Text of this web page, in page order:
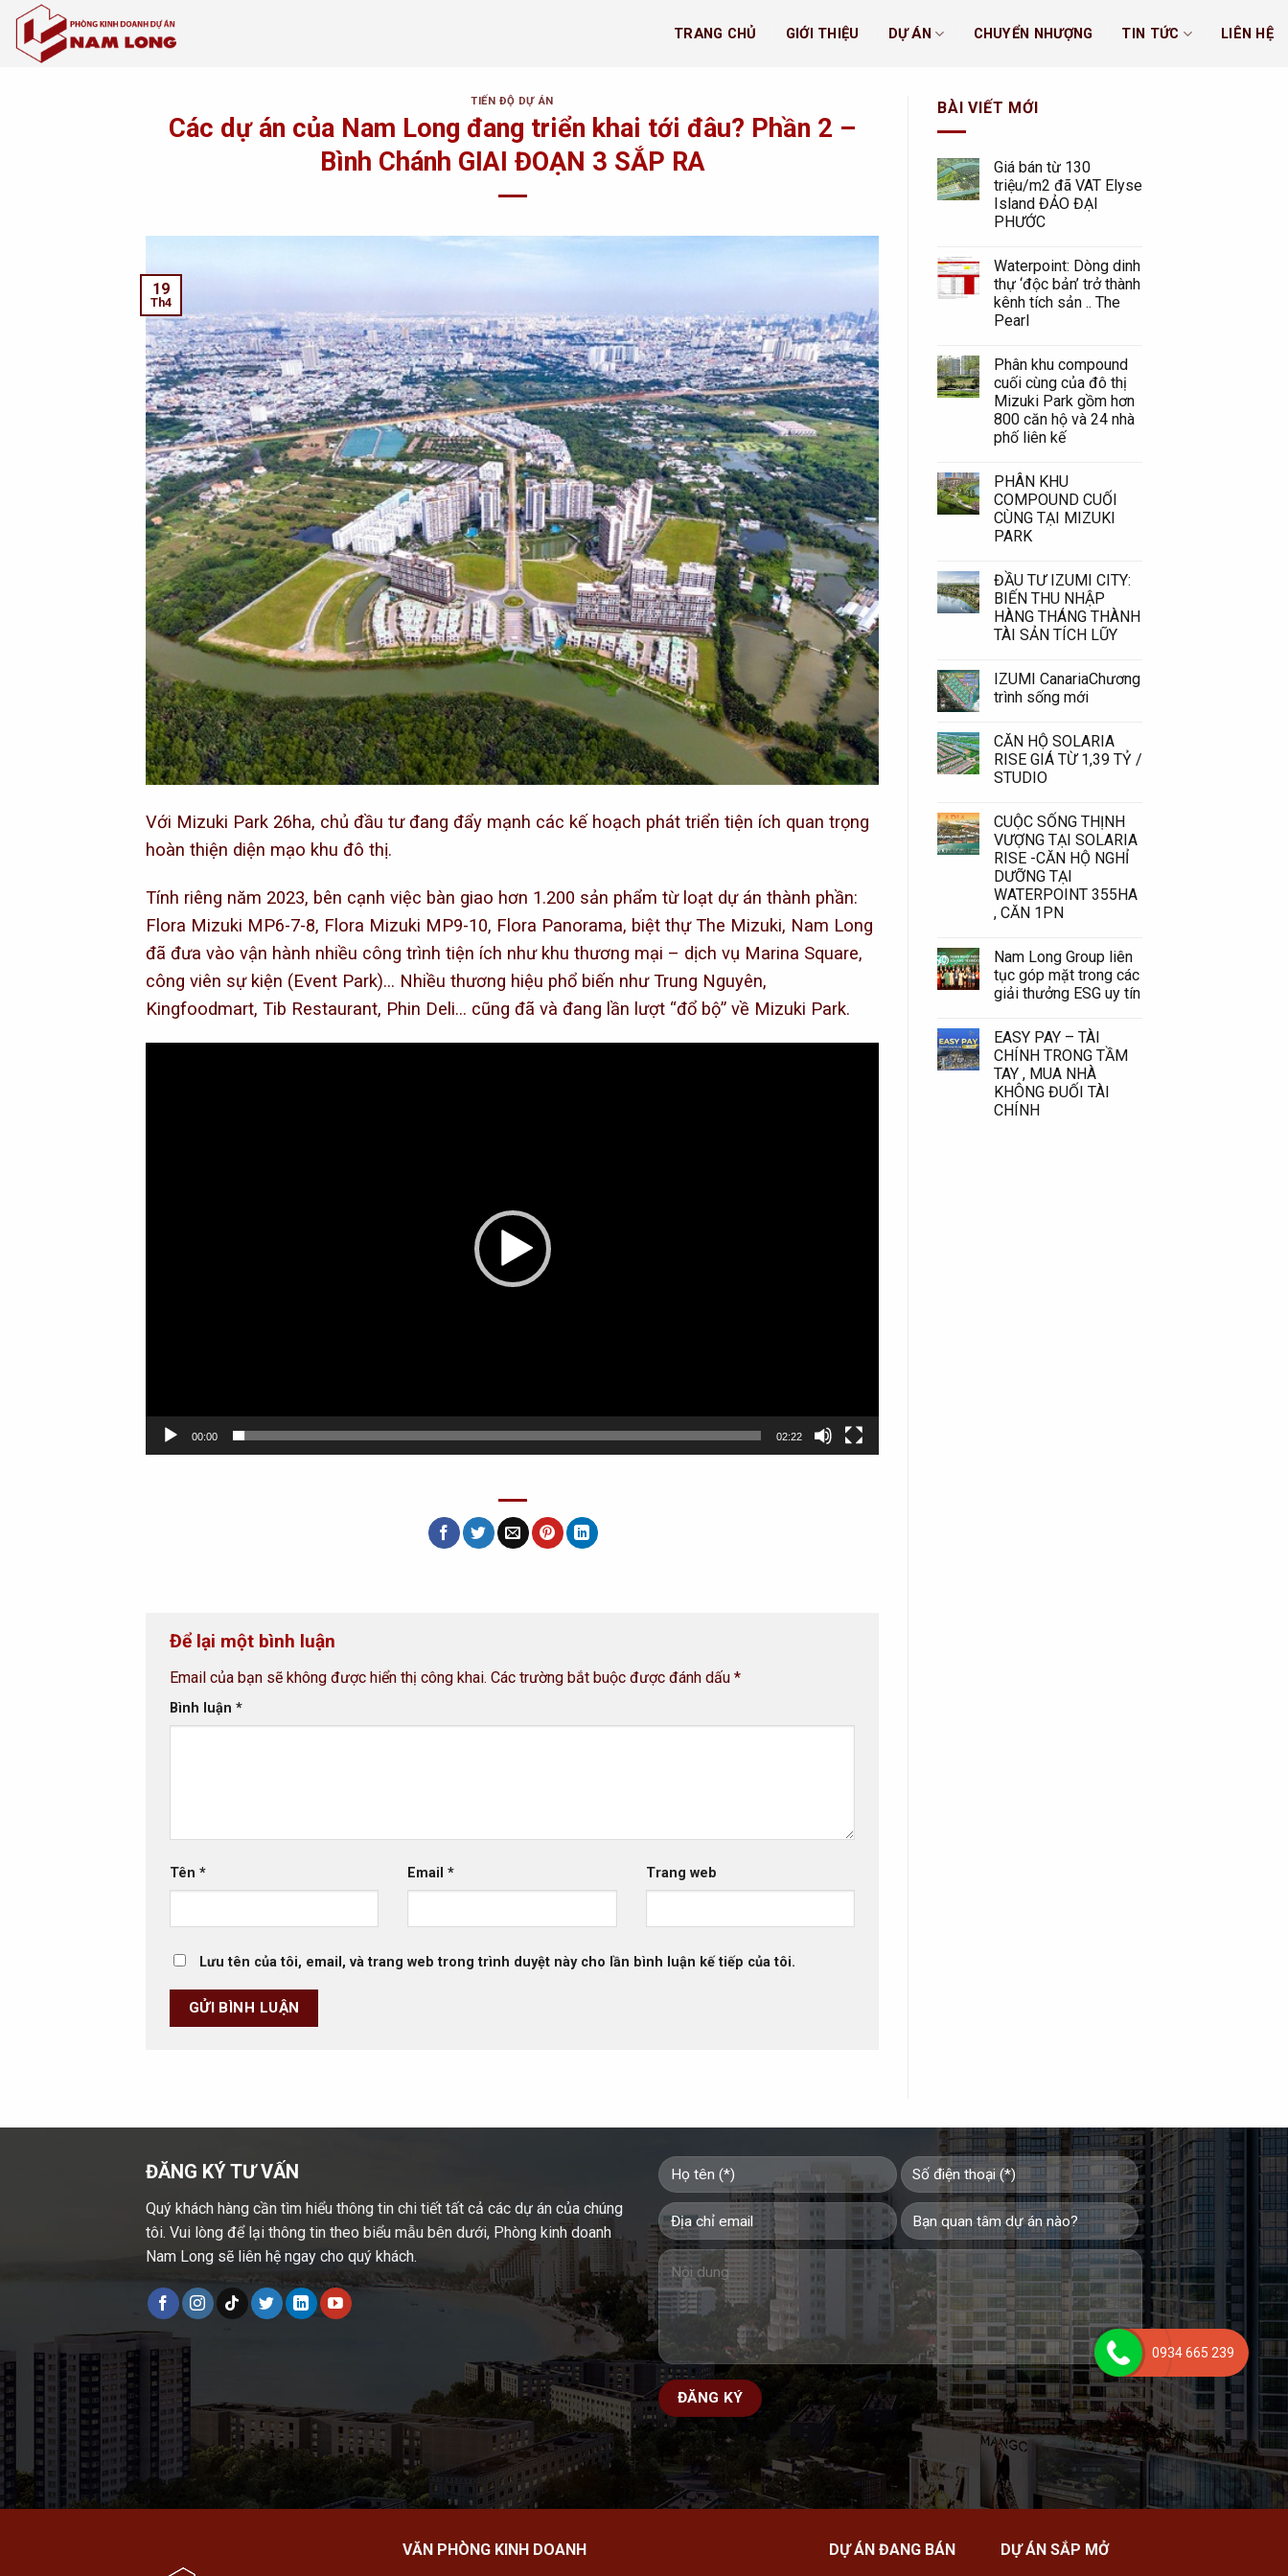
Skip
content
TRANG CHỦ GIỚI THIỆU DỰ ÁN CHUYỂN NHƯỢNG TIN TỨC LIÊN HỆ
TIẾN ĐỘ DỰ ÁN
Các dự án của Nam Long đang triển khai tới đâu? Phần 2 –
Bình Chánh GIAI ĐOẠN 3 SẮP RA
19
Th4
Với Mizuki Park 26ha, chủ đầu tư đang đẩy mạnh các kế hoạch phát triển tiện ích quan trọng
hoàn thiện diện mạo khu đô thị.
Tính riêng năm 2023, bên cạnh việc bàn giao hơn 1.200 sản phẩm từ loạt dự án thành phần:
Flora Mizuki MP6-7-8, Flora Mizuki MP9-10, Flora Panorama, biệt thự The Mizuki, Nam Long
đã đưa vào vận hành nhiều công trình tiện ích như khu thương mại – dịch vụ Marina Square,
công viên sự kiện (Event Park)… Nhiều thương hiệu phổ biến như Trung Nguyên,
Kingfoodmart, Tib Restaurant, Phin Deli… cũng đã và đang lần lượt “đổ bộ” về Mizuki Park.
00:00 02:22
Để lại một bình luận
Email của bạn sẽ không được hiển thị công khai. Các trường bắt buộc được đánh dấu *
Bình luận *
Tên * Email* Trang web
Lưu tên của tôi, email, và trang web trong trình duyệt này cho lần bình luận kế tiếp của tôi.
BÀI VIẾT MỚI
Giá bán từ 130
triệu/m2 đã VAT Elyse
Island ĐẢO ĐẠI
PHƯỚC
Waterpoint: Dòng dinh
thự ‘độc bản’ trở thành
kênh tích sản .. The
Pearl
Phân khu compound
cuối cùng của đô thị
Mizuki Park gồm hơn
800 căn hộ và 24 nhà
phố liên kế
PHÂN KHU
COMPOUND CUỐI
CÙNG TẠI MIZUKI
PARK
ĐẦU TƯ IZUMI CITY:
BIẾN THU NHẬP
HÀNG THÁNG THÀNH
TÀI SẢN TÍCH LŨY
IZUMI CanariaChương
trình sống mới
CĂN HỘ SOLARIA
RISE GIÁ TỪ 1,39 TỶ /
STUDIO
CUỘC SỐNG THỊNH
VƯỢNG TẠI SOLARIA
RISE -CĂN HỘ NGHỈ
DƯỠNG TẠI
WATERPOINT 355HA
, CĂN 1PN
Nam Long Group liên
tục góp mặt trong các
giải thưởng ESG uy tín
EASY PAY – TÀI
CHÍNH TRONG TẦM
TAY , MUA NHÀ
KHÔNG ĐUỐI TÀI
CHÍNH
ĐĂNG KÝ TƯ VẤN
Quý khách hàng cần tìm hiểu thông tin chi tiết tất cả các dự án của chúng
tôi. Vui lòng để lại thông tin theo biểu mẫu bên dưới, Phòng kinh doanh
Nam Long sẽ liên hệ ngay cho quý khách.
VĂN PHÒNG KINH DOANH DỰ ÁN ĐANG BÁN DỰ ÁN SẮP MỞ
0934 665 239